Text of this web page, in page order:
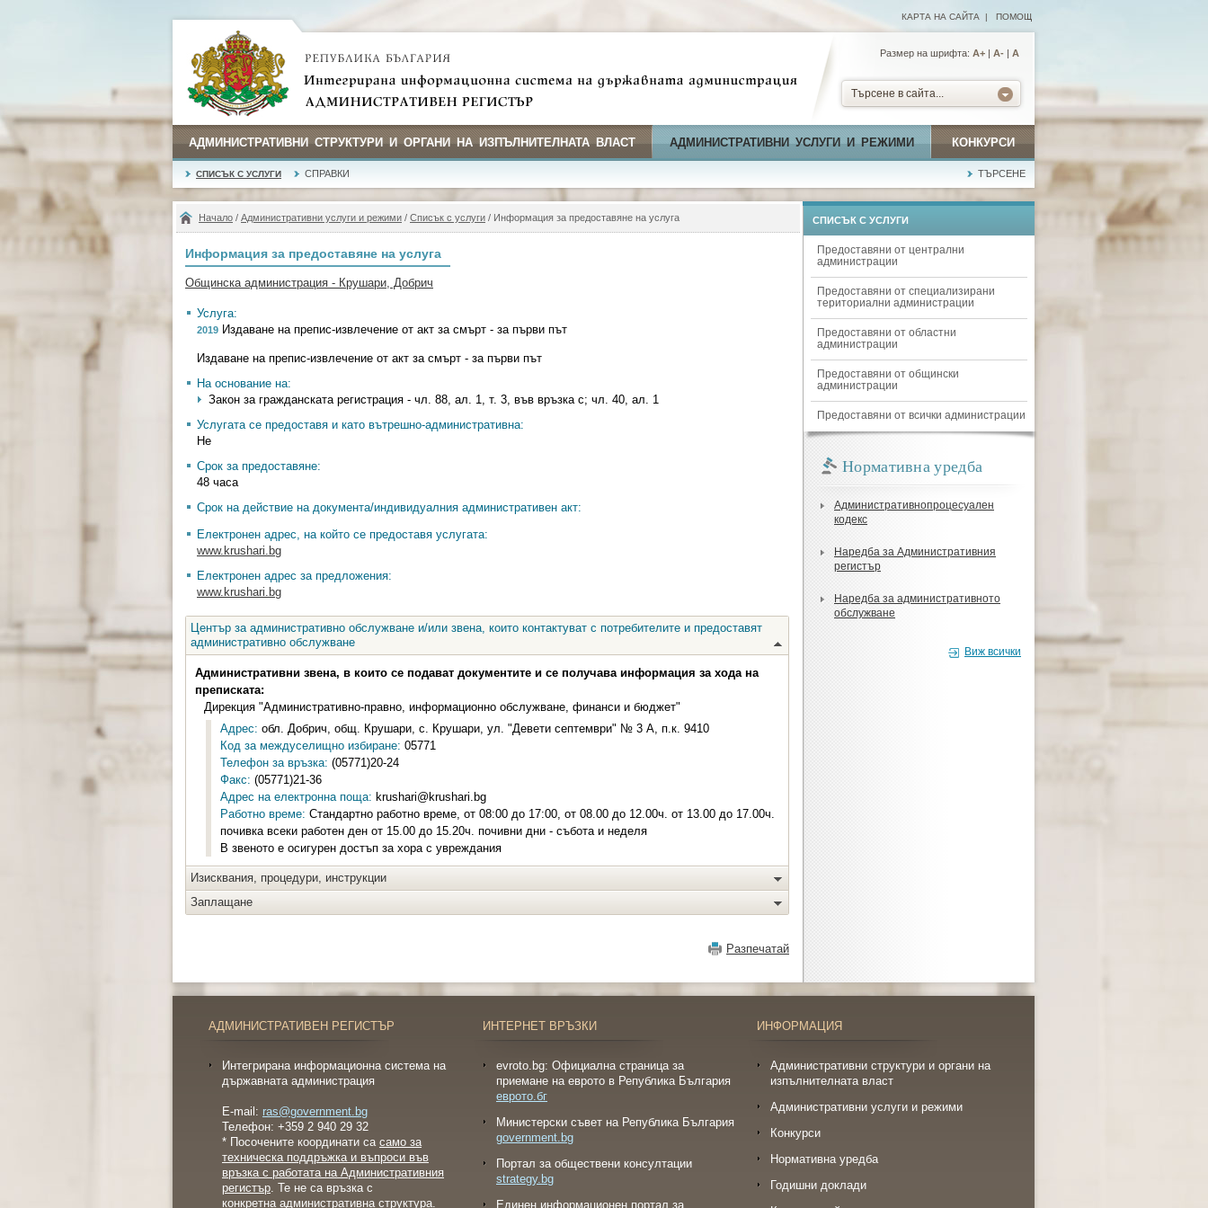
КАРТА НА САЙТА | ПОМОЩ
Размер на шрифта: А+ | A- | A
Търсене в сайта...
АДМИНИСТРАТИВНИ СТРУКТУРИ И ОРГАНИ НА ИЗПЪЛНИТЕЛНАТА ВЛАСТ АДМИНИСТРАТИВНИ УСЛУГИ И РЕЖИМИ КОНКУРСИ
СПИСЪК С УСЛУГИ СПРАВКИ ТЪРСЕНЕ
Начало / Административни услуги и режими / Списък с услуги / Информация за предоставяне на услуга
Информация за предоставяне на услуга
Общинска администрация - Крушари, Добрич
Услуга:
2019 Издаване на препис-извлечение от акт за смърт - за първи път
Издаване на препис-извлечение от акт за смърт - за първи път
На основание на:
Закон за гражданската регистрация - чл. 88, ал. 1, т. 3, във връзка с; чл. 40, ал. 1
Услугата се предоставя и като вътрешно-административна:
Не
Срок за предоставяне:
48 часа
Срок на действие на документа/индивидуалния административен акт:
Електронен адрес, на който се предоставя услугата:
www.krushari.bg
Електронен адрес за предложения:
www.krushari.bg
Център за административно обслужване и/или звена, които контактуват с потребителите и предоставят
административно обслужване
Административни звена, в които се подават документите и се получава информация за хода на
преписката:
Дирекция "Административно-правно, информационно обслужване, финанси и бюджет"
Адрес: обл. Добрич, общ. Крушари, с. Крушари, ул. "Девети септември" № 3 А, п.к. 9410
Код за междуселищно избиране: 05771
Телефон за връзка: (05771)20-24
Факс: (05771)21-36
Адрес на електронна поща: krushari@krushari.bg
Работно време: Стандартно работно време, от 08:00 до 17:00, от 08.00 до 12.00ч. от 13.00 до 17.00ч.
почивка всеки работен ден от 15.00 до 15.20ч. почивни дни - събота и неделя
В звеното е осигурен достъп за хора с увреждания
Изисквания, процедури, инструкции
Заплащане
Разпечатай
СПИСЪК С УСЛУГИ
Предоставяни от централни
администрации
Предоставяни от специализирани
териториални администрации
Предоставяни от областни
администрации
Предоставяни от общински
администрации
Предоставяни от всички администрации
Нормативна уредба
Административнопроцесуален
кодекс
Наредба за Административния
регистър
Наредба за административното
обслужване
Виж всички
АДМИНИСТРАТИВЕН РЕГИСТЪР
Интегрирана информационна система на
държавната администрация
E-mail: ras@government.bg
Телефон: +359 2 940 29 32
* Посочените координати са само за
техническа поддръжка и въпроси във
връзка с работата на Административния
регистър. Те не са връзка с
конкретна административна структура.
ИНТЕРНЕТ ВРЪЗКИ
evroto.bg: Официална страница за
приемане на еврото в Република България
еврото.бг
Министерски съвет на Република България
government.bg
Портал за обществени консултации
strategy.bg
Eдинен информационен портал за
ИНФОРМАЦИЯ
Административни структури и органи на
изпълнителната власт
Административни услуги и режими
Конкурси
Нормативна уредба
Годишни доклади